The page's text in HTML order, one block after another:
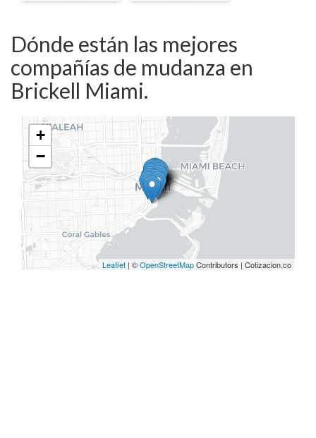
Dónde están las mejores
compañías de mudanza en
Brickell Miami.
+
−
Leaflet | ©OpenStreetMapContributors | Cotizacion.co